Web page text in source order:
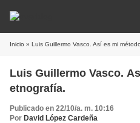
Inicio » Luis Guillermo Vasco. Así es mi
Luis Guillermo Vasco.
etnografía.
Publicado en 22/10/a. m. 10:16
Por David López Cardeña